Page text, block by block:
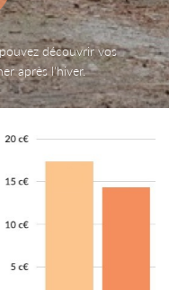
Restez
découvrir vos
après l'hiver.